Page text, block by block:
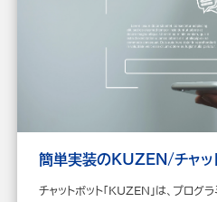
簡単実装のKUZEN/チャッ
チャットボット「KUZEN」は、プログ